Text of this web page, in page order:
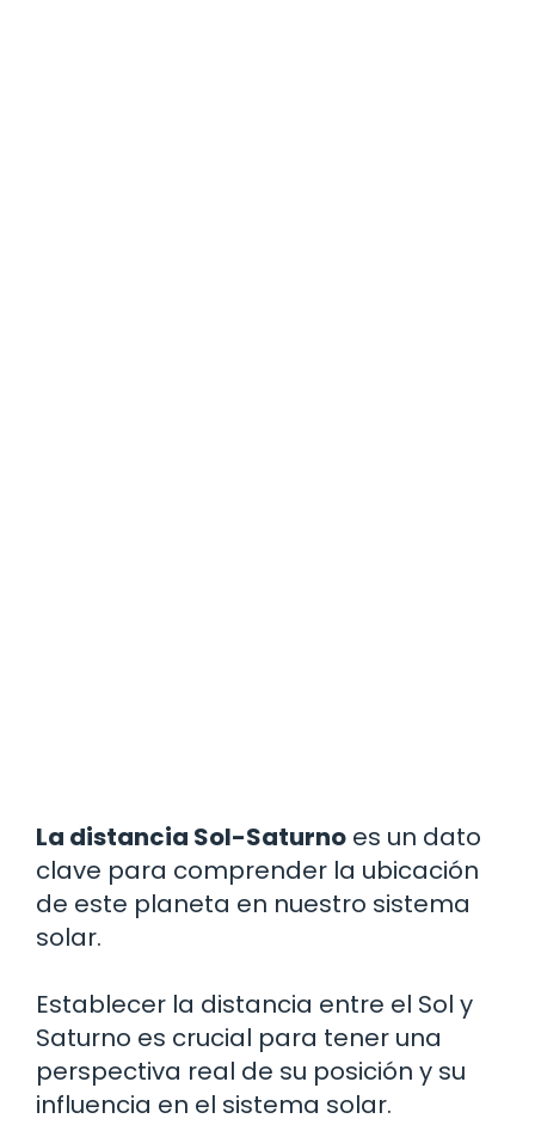
La distancia Sol-Saturno es un dato
clave para comprender la ubicación
de este planeta en nuestro sistema
solar.
Establecer la distancia entre el Sol y
Saturno es crucial para tener una
perspectiva real de su posición y su
influencia en el sistema solar.